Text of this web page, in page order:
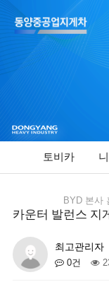
토비카
BYD 본사
카운터 발런스 지
최고관리자
0건